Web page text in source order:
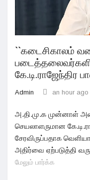
``கடைசிகாலம்
கே.டி.ராஜேந்திர
Admin an hour ago
அ.தி.மு.க முன்னாள்
செயலாளருமான
சேரவிருப்பதாக
அதிர்வை ஏற்படுத்தி
மேலும் பார்க்க